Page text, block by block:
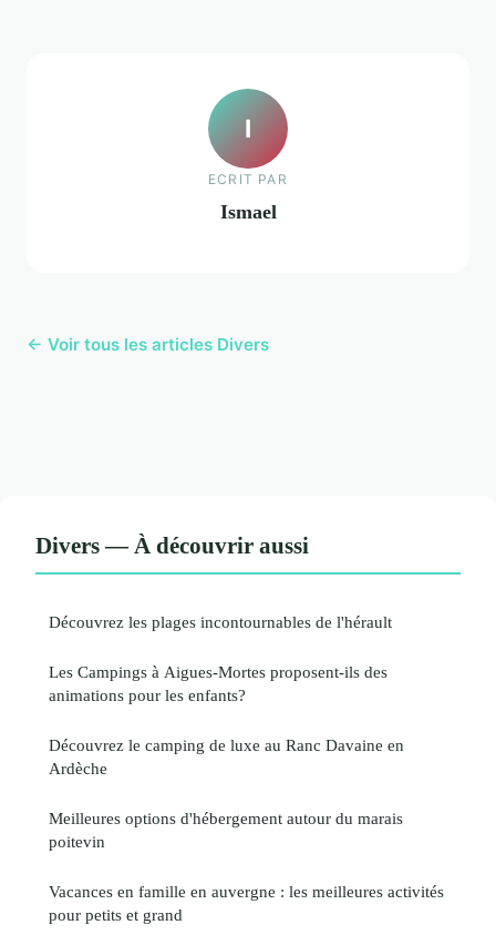
I
ECRIT PAR
Ismael
← Voir tous les articles Divers
Divers — À découvrir aussi
Découvrez les plages incontournables de l'hérault
Les Campings à Aigues-Mortes proposent-ils des
animations pour les enfants?
Découvrez le camping de luxe au Ranc Davaine en
Ardèche
Meilleures options d'hébergement autour du marais
poitevin
Vacances en famille en auvergne : les meilleures activités
pour petits et grand